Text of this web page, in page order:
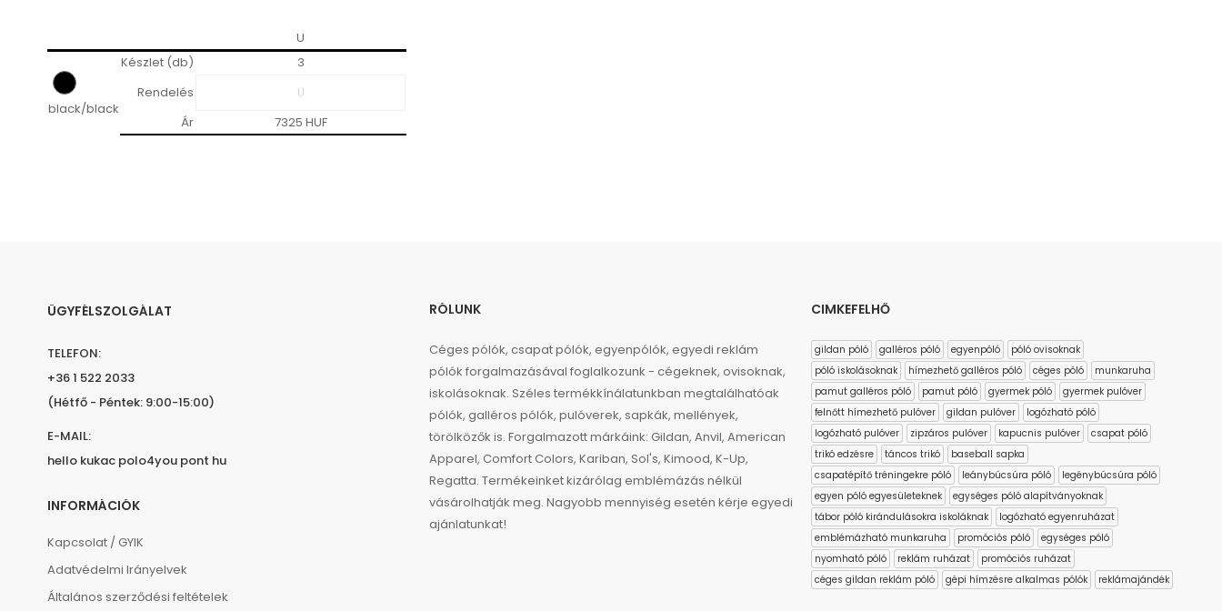
U
black/black
Készlet (db)
3
Rendelés
Ár
7325 HUF
ÜGYFÉLSZOLGÁLAT
TELEFON:
+36 1 522 2033
(Hétfő - Péntek: 9:00-15:00)
E-MAIL:
hello kukac polo4you pont hu
INFORMÁCIÓK
Kapcsolat / GYIK
Adatvédelmi Irányelvek
Általános szerződési feltételek
RÓLUNK
Céges pólók, csapat pólók, egyenpólók, egyedi reklám
pólók forgalmazásával foglalkozunk - cégeknek, ovisoknak,
iskolásoknak. Széles termékkínálatunkban megtalálhatóak
pólók, galléros pólók, pulóverek, sapkák, mellények,
törölközők is. Forgalmazott márkáink: Gildan, Anvil, American
Apparel, Comfort Colors, Kariban, Sol's, Kimood, K-Up,
Regatta. Termékeinket kizárólag emblémázás nélkül
vásárolhatják meg. Nagyobb mennyiség esetén kérje egyedi
ajánlatunkat!
CIMKEFELHŐ
gildan póló galléros póló egyenpóló
póló ovisoknak
póló iskolásoknak
hímezhető galléros póló céges póló
munkaruha
pamut galléros póló
pamut póló gyermek póló
gyermek pulóver
felnőtt hímezhető pulóver
gildan pulóver
logózható póló
logózható pulóver
zipzáros pulóver kapucnis pulóver
csapat póló
trikó edzésre
táncos trikó
baseball sapka
csapatépítő tréningekre póló
leánybúcsúra póló
legénybúcsúra póló
egyen póló egyesületeknek
egységes póló alapítványoknak
tábor póló kirándulásokra iskoláknak
logózható egyenruházat
emblémázható munkaruha
promóciós póló
egységes póló
nyomható póló
reklám ruházat
promóciós ruházat
céges gildan reklám póló
gépi hímzésre alkalmas pólók reklámajándék